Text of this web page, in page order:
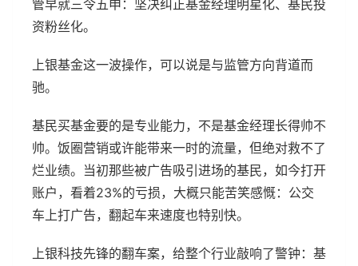
管早就三令五申：坚决纠正基金经理明星化、基民投
资粉丝化。
上银基金这一波操作，可以说是与监管方向背道而
驰。
基民买基金要的是专业能力，不是基金经理长得帅不
帅。饭圈营销或许能带来一时的流量，但绝对救不了
烂业绩。当初那些被广告吸引进场的基民，如今打开
账户，看着23%的亏损，大概只能苦笑感慨：公交
车上打广告，翻起车来速度也特别快。
上银科技先锋的翻车案，给整个行业敲响了警钟：基